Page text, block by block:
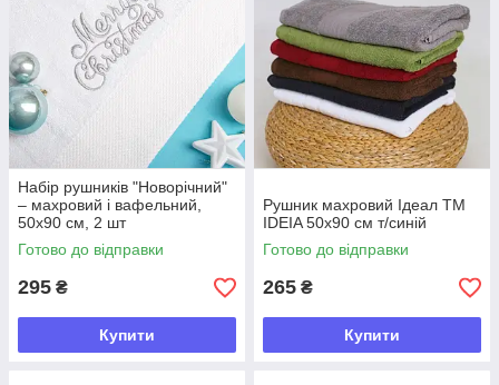
Набір рушників "Новорічний"
– махровий і вафельний,
50х90 см, 2 шт
Готово до відправки
295 ₴
Купити
Рушник махровий Ідеал TM
IDEIA 50х90 см т/синій
Готово до відправки
265 ₴
Купити